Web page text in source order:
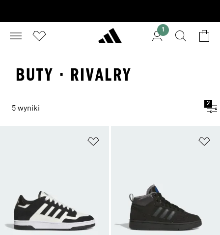
1
BUTY · RIVALRY
5 wyniki
2